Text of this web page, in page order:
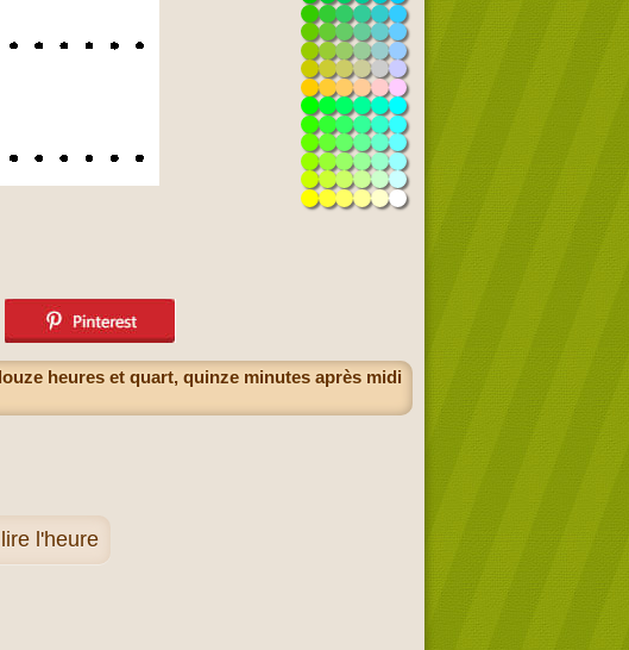
heures et quart, quinze minutes après midi
l'heure